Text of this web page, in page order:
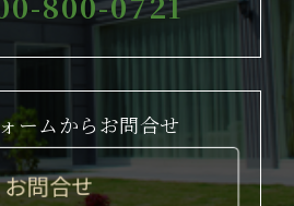
ームからお問合せ
お問合せ